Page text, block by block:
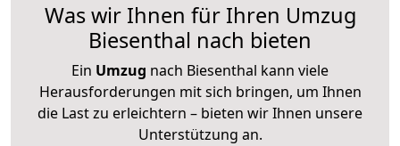
Was wir Ihnen für Ihren Umzug
Biesenthal nach bieten
Ein Umzug nach Biesenthal kann viele
Herausforderungen mit sich bringen, um Ihnen
die Last zu erleichtern – bieten wir Ihnen unsere
Unterstützung an.